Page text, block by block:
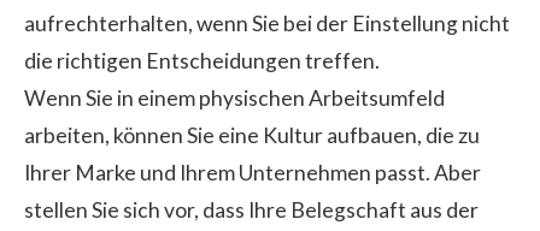
aufrechterhalten, wenn Sie bei der Einstellung nicht
die richtigen Entscheidungen treffen.
Wenn Sie in einem physischen Arbeitsumfeld
arbeiten, können Sie eine Kultur aufbauen, die zu
Ihrer Marke und Ihrem Unternehmen passt. Aber
stellen Sie sich vor, dass Ihre Belegschaft aus der